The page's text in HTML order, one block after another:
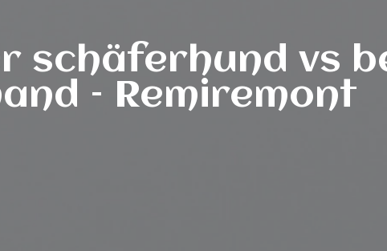
schäferhund vs
– Remiremont